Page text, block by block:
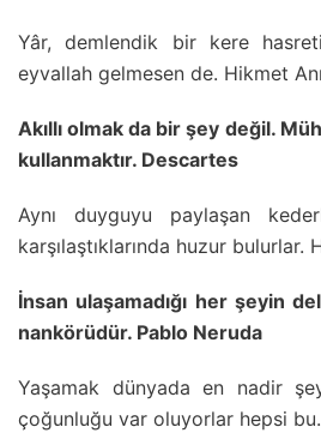
Yâr, demlendik bir kere
eyvallah gelmesen de. Hikmet
Akıllı olmak da bir şey değil.
kullanmaktır. Descartes
Aynı duyguyu paylaşan
karşılaştıklarında huzur bulurlar.
İnsan ulaşamadığı her şeyin
nankörüdür. Pablo Neruda
Yaşamak dünyada en nadir
çoğunluğu var oluyorlar hepsi